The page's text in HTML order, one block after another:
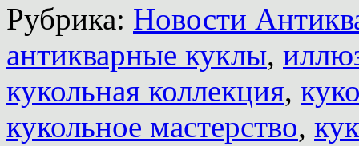
Рубрика: Новости
антикварные куклы,
кукольная коллекция,
кукольное мастерство,